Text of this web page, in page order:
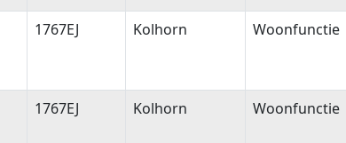
1767EJ Kolhorn Woonfunctie
1767EJ Kolhorn Woonfunctie